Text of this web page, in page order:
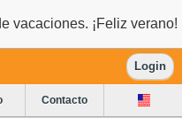
vacaciones. ¡Feliz verano!
Login
Contacto